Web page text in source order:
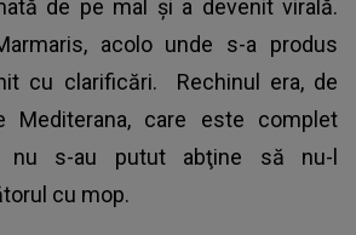
de pe mal şi a devenit virală.
acolo unde s-a produs
cu clarificări.
Rechinul era, de
Mediterana, care este complet
nu s-au putut abţine să nu-l
cu mop.